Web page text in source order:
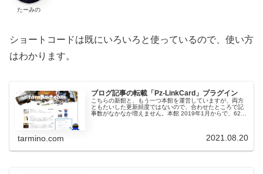
たーみの
ショートコードは既にいろいろと使っているので、使い方
はわかります。
ブログ記事の転載「Pz-LinkCard」プラグイン
こちらの新館と、もう一つ本館を運営していますが、両方
ともたいした更新頻度ではないので、合わせたところで記
事数がなかなか増えません。本館 2019年1月からで、62記
tarmino.com 2021.08.20